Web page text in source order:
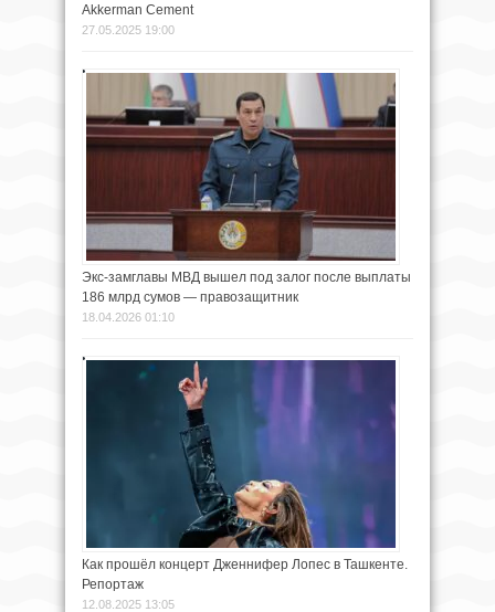
Akkerman Cement
27.05.2025 19:00
Экс-замглавы МВД вышел под залог после выплаты
186 млрд сумов — правозащитник
18.04.2026 01:10
Как прошёл концерт Дженнифер Лопес в Ташкенте.
Репортаж
12.08.2025 13:05